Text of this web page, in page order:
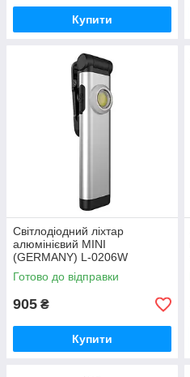
Купити
Світлодіодний ліхтар
алюмінієвий MINI
(GERMANY) L-0206W
Готово до відправки
905 ₴
Купити